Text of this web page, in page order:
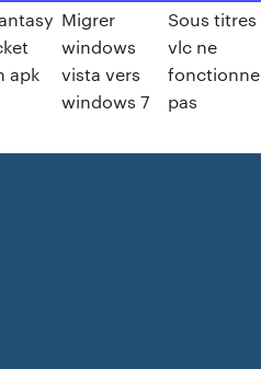
apk
Migrer
windows
vista vers
windows 7
Sous titres
vlc ne
fonctionne
pas